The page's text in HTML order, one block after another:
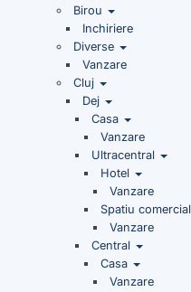
Birou
Inchiriere
Diverse
Vanzare
Cluj
Dej
Casa
Vanzare
Ultracentral
Hotel
Vanzare
Spatiu comercial
Vanzare
Central
Casa
Vanzare